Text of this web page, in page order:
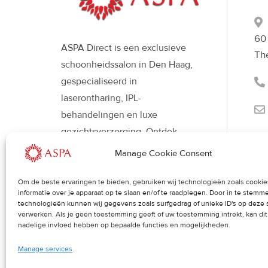
Manage Cookie Consent
Om de beste ervaringen te bieden, gebruiken wij technologieën zoals
informatie over je apparaat op te slaan en/of te raadplegen. Door in te
technologieën kunnen wij gegevens zoals surfgedrag of unieke ID's op deze
verwerken. Als je geen toestemming geeft of uw toestemming intrekt, kan
nadelige invloed hebben op bepaalde functies en mogelijkheden.
Manage services
ASPA Direct is een exclusieve
schoonheidssalon in Den Haag,
gespecialiseerd in
laserontharing, IPL-
behandelingen en luxe
gezichtsverzorging. Ontdek
moderne beautybehandelingen
een stralende, gezonde huid en
een verfijnde uitstraling.